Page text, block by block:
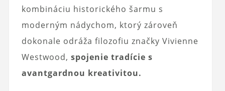
kombináciu historického šarmu s
moderným nádychom, ktorý zároveň
dokonale odráža filozofiu značky Vivienne
Westwood, spojenie tradície s
avantgardnou kreativitou.